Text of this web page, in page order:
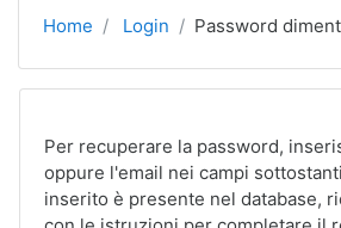
Home Login Password
Per recuperare la password,
oppure l'email nei campi
inserito è presente nel database,